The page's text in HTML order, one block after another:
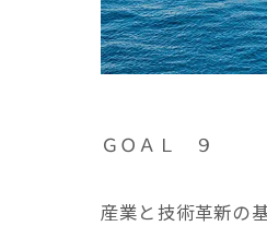
ＧＯＡＬ ９
産業と技術革新の